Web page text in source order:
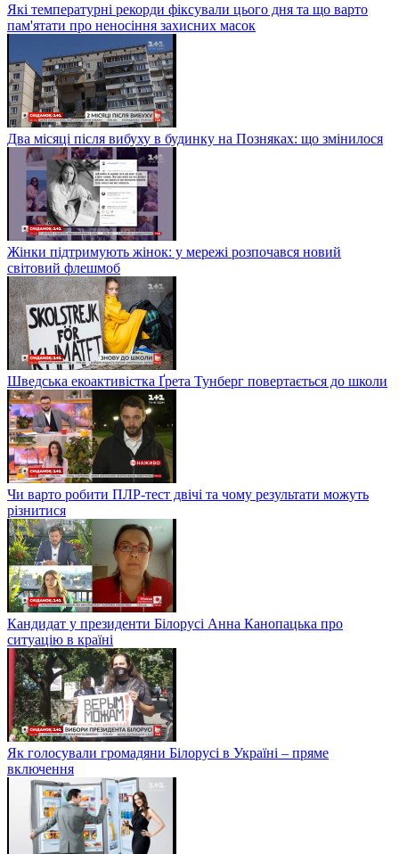
Які температурні рекорди фіксували цього дня та що варто
пам'ятати про неносіння захисних масок
Два місяці після вибуху в будинку на Позняках: що змінилося
Жінки підтримують жінок: у мережі розпочався новий
світовий флешмоб
Шведська екоактивістка Ґрета Тунберг повертається до школи
Чи варто робити ПЛР-тест двічі та чому результати можуть
різнитися
Кандидат у президенти Білорусі Анна Канопацька про
ситуацію в країні
Як голосували громадяни Білорусі в Україні – пряме
включення